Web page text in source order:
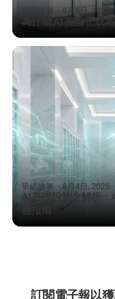
華碩故事 ・ 8月5日, 2026
為什麼 AI 推論正成
華碩故事・8月4日, 2026
AI基礎設施全解析
務指南
訂閱電子報以